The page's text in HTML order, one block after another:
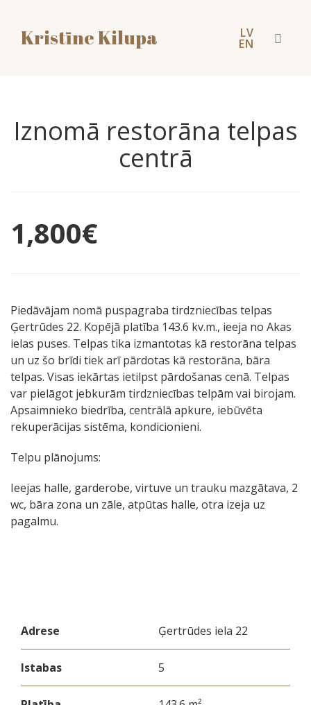
Kristīne Kilupa LV
EN
Toggle
Iznomā restorāna telpas
centrā
1,800€
Piedāvājam nomā puspagraba tirdzniecības telpas
Ģertrūdes 22. Kopējā platība 143.6 kv.m., ieeja no Akas
ielas puses. Telpas tika izmantotas kā restorāna telpas
un uz šo brīdi tiek arī pārdotas kā restorāna, bāra
telpas. Visas iekārtas ietilpst pārdošanas cenā. Telpas
var pielāgot jebkurām tirdzniecības telpām vai birojam.
Apsaimnieko biedrība, centrālā apkure, iebūvēta
rekuperācijas sistēma, kondicionieni.
Telpu plānojums:
Ieejas halle, garderobe, virtuve un trauku mazgātava, 2
wc, bāra zona un zāle, atpūtas halle, otra izeja uz
pagalmu.
Adrese Ģertrūdes iela 22
Istabas 5